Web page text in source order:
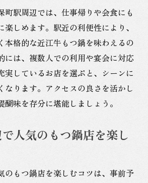
町駅周辺では、仕事帰りや会食にも
しめます。駅近の利便性により、
本格的な近江牛もつ鍋を味わえるの
には、複数人での利用や宴会に対応
実しているお店を選ぶと、シーンに
なります。アクセスの良さを活かし
醐味を存分に堪能しましょう。
人気のもつ鍋店を楽し
のもつ鍋店を楽しむコツは、事前予